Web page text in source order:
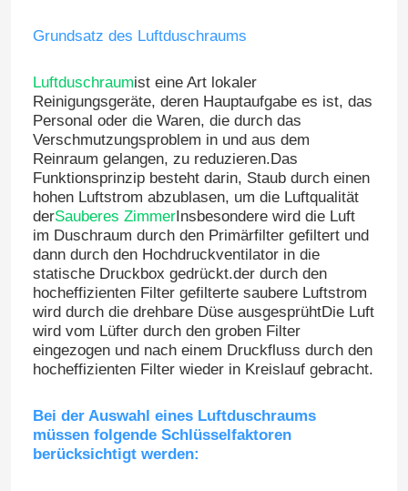
Grundsatz des Luftduschraums
Luftduschraumist eine Art lokaler
Reinigungsgeräte, deren Hauptaufgabe es ist, das
Personal oder die Waren, die durch das
Verschmutzungsproblem in und aus dem
Reinraum gelangen, zu reduzieren.Das
Funktionsprinzip besteht darin, Staub durch einen
hohen Luftstrom abzublasen, um die Luftqualität
derSauberes ZimmerInsbesondere wird die Luft
im Duschraum durch den Primärfilter gefiltert und
dann durch den Hochdruckventilator in die
statische Druckbox gedrückt.der durch den
hocheffizienten Filter gefilterte saubere Luftstrom
wird durch die drehbare Düse ausgesprühtDie Luft
wird vom Lüfter durch den groben Filter
eingezogen und nach einem Druckfluss durch den
hocheffizienten Filter wieder in Kreislauf gebracht.
Bei der Auswahl eines Luftduschraums
müssen folgende Schlüsselfaktoren
berücksichtigt werden: